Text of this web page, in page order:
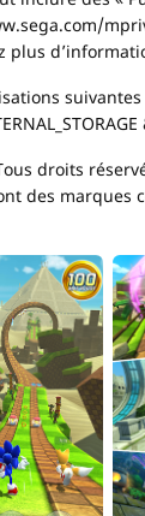
plus
droits
des marques